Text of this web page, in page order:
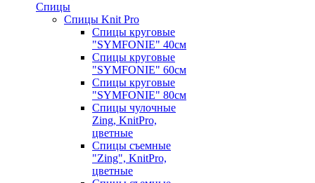
Спицы
Спицы Knit Pro
Спицы круговые
"SYMFONIE" 40см
Спицы круговые
"SYMFONIE" 60см
Спицы круговые
"SYMFONIE" 80см
Спицы чулочные
Zing, KnitPro,
цветные
Спицы съемные
"Zing", KnitPro,
цветные